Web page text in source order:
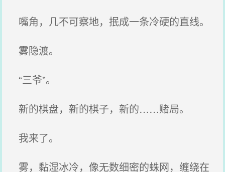
嘴角，几不可察地，抿成一条冷硬的直线。
雾隐渡。
“三爷”。
新的棋盘，新的棋子，新的……赌局。
我来了。
雾，黏湿冰冷，像无数细密的蛛网，缠绕在